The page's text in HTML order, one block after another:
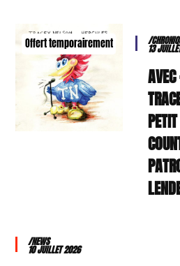
Offert temporairement /
13
/NEWS
10 JUILLET 2026